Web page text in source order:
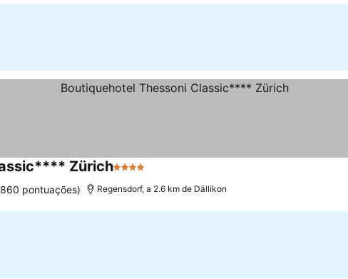
Zürich4 Estrelas
pontuações) Regensdorf, a 2.6 km de Dällikon